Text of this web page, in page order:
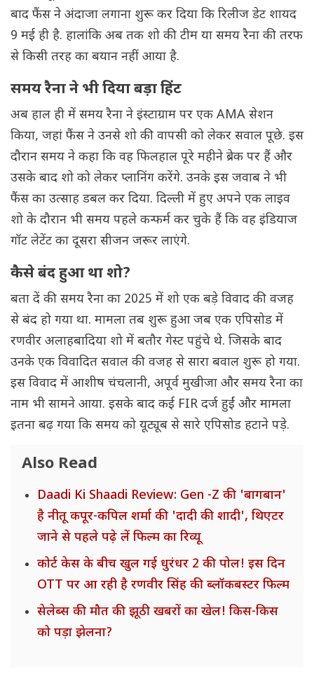
बाद फैंस ने अंदाजा लगाना शुरू कर दिया कि रिलीज डेट शायद
9 मई ही है. हालांकि अब तक शो की टीम या समय रैना की तरफ
से किसी तरह का बयान नहीं आया है.
समय रैना ने भी दिया बड़ा हिंट
अब हाल ही में समय रैना ने इंस्टाग्राम पर एक AMA सेशन
किया, जहां फैंस ने उनसे शो की वापसी को लेकर सवाल पूछे. इस
दौरान समय ने कहा कि वह फिलहाल पूरे महीने ब्रेक पर हैं और
उसके बाद शो को लेकर प्लानिंग करेंगे. उनके इस जवाब ने भी
फैंस का उत्साह डबल कर दिया. दिल्ली में हुए अपने एक लाइव
शो के दौरान भी समय पहले कन्फर्म कर चुके हैं कि वह इंडियाज
गॉट लेटेंट का दूसरा सीजन जरूर लाएंगे.
कैसे बंद हुआ था शो?
बता दें की समय रैना का 2025 में शो एक बड़े विवाद की वजह
से बंद हो गया था. मामला तब शुरू हुआ जब एक एपिसोड में
रणवीर अलाहबादिया शो में बतौर गेस्ट पहुंचे थे. जिसके बाद
उनके एक विवादित सवाल की वजह से सारा बवाल शुरू हो गया.
इस विवाद में आशीष चंचलानी, अपूर्व मुखीजा और समय रैना का
नाम भी सामने आया. इसके बाद कई FIR दर्ज हुईं और मामला
इतना बढ़ गया कि समय को यूट्यूब से सारे एपिसोड हटाने पड़े.
Also Read
Daadi Ki Shaadi Review: Gen -Z की 'बागबान'
है नीतू कपूर-कपिल शर्मा की 'दादी की शादी', थिएटर
जाने से पहले पढ़े लें फिल्म का रिव्यू
कोर्ट केस के बीच खुल गई धुरंधर 2 की पोल! इस दिन
OTT पर आ रही है रणवीर सिंह की ब्लॉकबस्टर फिल्म
सेलेब्स की मौत की झूठी खबरों का खेल! किस-किस
को पड़ा झेलना?